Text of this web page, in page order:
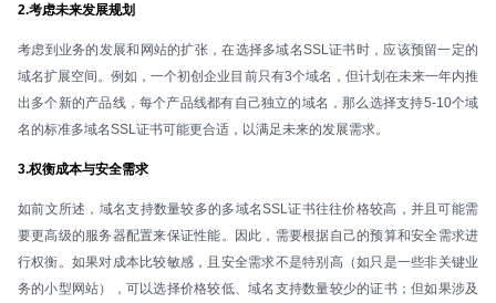
2.考虑未来发展规划
考虑到业务的发展和网站的扩张，在选择多域名SSL证书时，应该预留一定的
域名扩展空间。例如，一个初创企业目前只有3个域名，但计划在未来一年内推
出多个新的产品线，每个产品线都有自己独立的域名，那么选择支持5-10个域
名的标准多域名SSL证书可能更合适，以满足未来的发展需求。
3.权衡成本与安全需求
如前文所述，域名支持数量较多的多域名SSL证书往往价格较高，并且可能需
要更高级的服务器配置来保证性能。因此，需要根据自己的预算和安全需求进
行权衡。如果对成本比较敏感，且安全需求不是特别高（如只是一些非关键业
务的小型网站），可以选择价格较低、域名支持数量较少的证书；但如果涉及